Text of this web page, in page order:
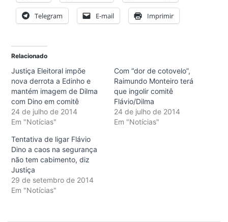
Telegram E-mail Imprimir
Relacionado
Justiça Eleitoral impõe
nova derrota a Edinho e
mantém imagem de Dilma
com Dino em comitê
24 de julho de 2014
Em "Notícias"
Com “dor de cotovelo”,
Raimundo Monteiro terá
que ingolir comitê
Flávio/Dilma
24 de julho de 2014
Em "Notícias"
Tentativa de ligar Flávio
Dino a caos na segurança
não tem cabimento, diz
Justiça
29 de setembro de 2014
Em "Notícias"